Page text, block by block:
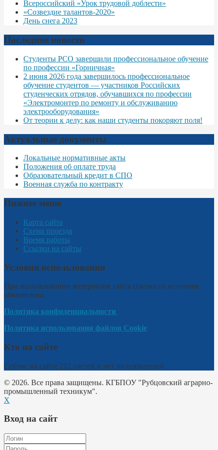
Всероссийский «Урок трудовой доблести»
«Созвездие талантов-2020»
День снега 2023
Последние новости
Студенты РСО завершили профессиональное обучение
по профессии «Горничная»
2 июня 2026 года завершилось профессиональное
обучение студентов — участников Российских
студенческих отрядов, обучавшихся по профессии
«Электромонтер по ремонту и обслуживанию
электрооборудования»
От теории к делу: как наши студенты покоряют поля!
Актуальные документы
Локальные нормативные акты
Положения об оплате труда
Образовательный кредит в СПО
Военная служба по контракту
Нижнее меню
Карта сайта
Схема проезда
Время работы
Ссылки на сайты
Условия использования
При использовании материалов сайта ссылка на источник
обязательна.
Политика конфиденциальности
Политика использования файлов Cookie
Кто на сайте
Сейчас на сайте 212 гостей и нет пользователей
© 2026. Все права защищены. КГБПОУ "Рубцовский аграрно-
промышленный техникум".
X
Вход на сайт